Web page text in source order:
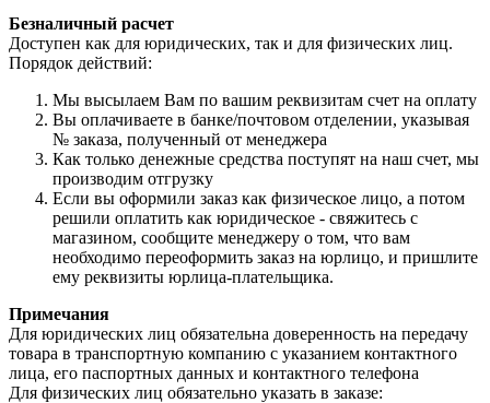
Безналичный расчет
Доступен как для юридических, так и для физических лиц.
Порядок действий:
Мы высылаем Вам по вашим реквизитам счет на оплату
Вы оплачиваете в банке/почтовом отделении, указывая
№ заказа, полученный от менеджера
Как только денежные средства поступят на наш счет, мы
производим отгрузку
Если вы оформили заказ как физическое лицо, а потом
решили оплатить как юридическое - свяжитесь с
магазином, сообщите менеджеру о том, что вам
необходимо переоформить заказ на юрлицо, и пришлите
ему реквизиты юрлица-плательщика.
Примечания
Для юридических лиц обязательна доверенность на передачу
товара в транспортную компанию с указанием контактного
лица, его паспортных данных и контактного телефона
Для физических лиц обязательно указать в заказе: